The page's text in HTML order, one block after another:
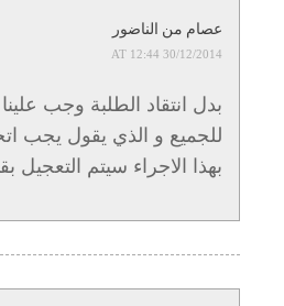
عصام من الناضور
30/12/2014 AT 12:44
بدل انتقاد الطلبة وجب
للجميع و الذي يقول يجب
بهذا الاجراء سيتم